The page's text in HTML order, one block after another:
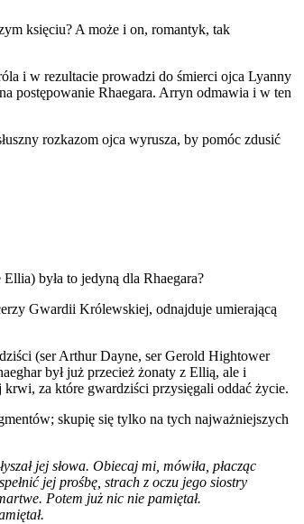
księciu? A może i on, romantyk, tak
i w rezultacie prowadzi do śmierci ojca Lyanny
postępowanie Rhaegara. Arryn odmawia i w ten
rozkazom ojca wyrusza, by pomóc zdusić
była to jedyną dla Rhaegara?
Gwardii Królewskiej, odnajduje umierającą
(ser Arthur Dayne, ser Gerold Hightower
był już przecież żonaty z Ellią, ale i
za które gwardziści przysięgali oddać życie.
skupię się tylko na tych najważniejszych
jej słowa. Obiecaj mi, mówiła, płacząc
jej prośbę, strach z oczu jego siostry
Potem już nic nie pamiętał.